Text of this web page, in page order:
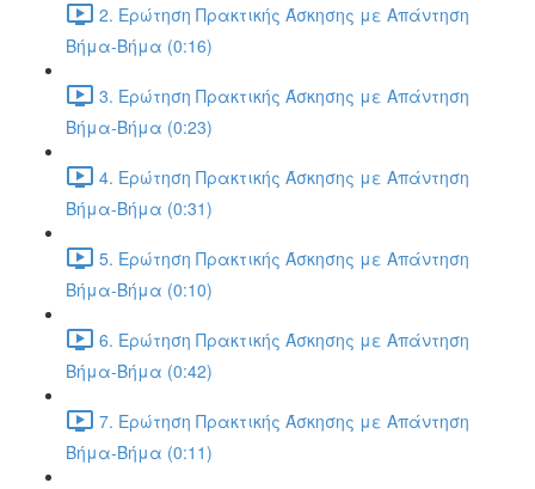
2. Ερώτηση Πρακτικής Άσκησης με Απάντηση
Βήμα-Βήμα (0:16)
3. Ερώτηση Πρακτικής Άσκησης με Απάντηση
Βήμα-Βήμα (0:23)
4. Ερώτηση Πρακτικής Άσκησης με Απάντηση
Βήμα-Βήμα (0:31)
5. Ερώτηση Πρακτικής Άσκησης με Απάντηση
Βήμα-Βήμα (0:10)
6. Ερώτηση Πρακτικής Άσκησης με Απάντηση
Βήμα-Βήμα (0:42)
7. Ερώτηση Πρακτικής Άσκησης με Απάντηση
Βήμα-Βήμα (0:11)